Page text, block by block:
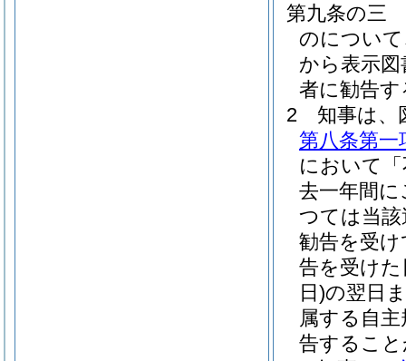
第九条の三
のについ
から表示
者に勧告
2
知事は、
第八条第一
において
去一年間
つては当
勧告を受
告を受け
日)の翌日
属する自
告するこ